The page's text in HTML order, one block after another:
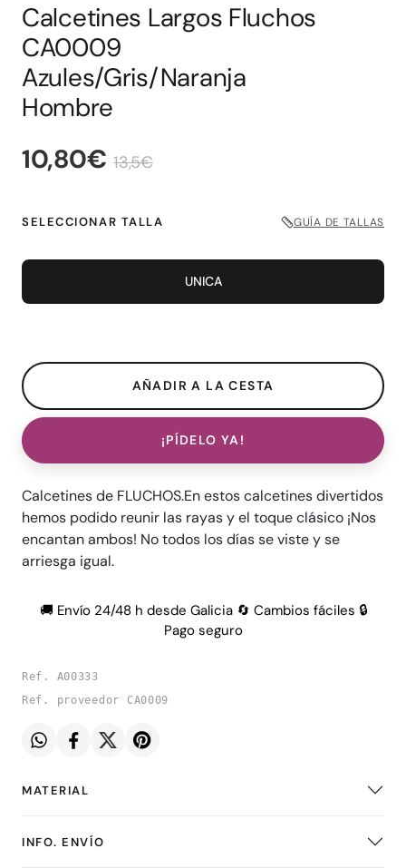
Calcetines Largos Fluchos
CA0009
Azules/Gris/Naranja
Hombre
10,80€ 13,5€
SELECCIONAR TALLA GUÍA DE TALLAS
UNICA
¡PÍDELO YA!
Calcetines de FLUCHOS.En estos calcetines divertidos
hemos podido reunir las rayas y el toque clásico ¡Nos
encantan ambos! No todos los días se viste y se
arriesga igual.
🚚 Envío 24/48 h desde Galicia 🔄 Cambios fáciles 🔒
Pago seguro
Ref. A00333
Ref. proveedor CA0009
MATERIAL
INFO. ENVÍO